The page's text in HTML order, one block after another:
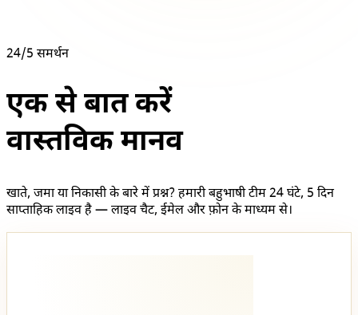
24/5 समर्थन
एक से बात करें
वास्तविक मानव
खाते, जमा या निकासी के बारे में प्रश्न? हमारी बहुभाषी टीम 24 घंटे, 5 दिन
साप्ताहिक लाइव है — लाइव चैट, ईमेल और फ़ोन के माध्यम से।